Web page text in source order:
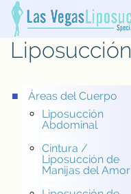
Liposucción
Áreas del Cuerpo
Liposucción
Abdominal
Cintura /
Liposucción de
Manijas del Amor